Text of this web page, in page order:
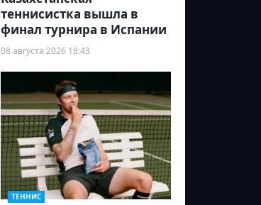
теннисистка вышла в
финал турнира в Испании
08 августа 2026 18:43
ТЕННИС